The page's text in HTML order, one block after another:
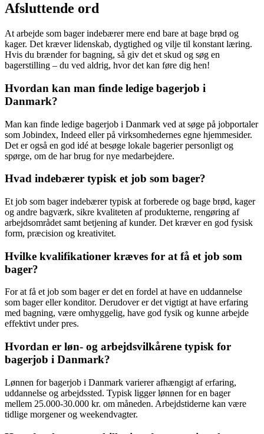
Afsluttende ord
At arbejde som bager indebærer mere end bare at bage brød og
kager. Det kræver lidenskab, dygtighed og vilje til konstant læring.
Hvis du brænder for bagning, så giv det et skud og søg en
bagerstilling – du ved aldrig, hvor det kan føre dig hen!
Hvordan kan man finde ledige bagerjob i
Danmark?
Man kan finde ledige bagerjob i Danmark ved at søge på jobportaler
som Jobindex, Indeed eller på virksomhedernes egne hjemmesider.
Det er også en god idé at besøge lokale bagerier personligt og
spørge, om de har brug for nye medarbejdere.
Hvad indebærer typisk et job som bager?
Et job som bager indebærer typisk at forberede og bage brød, kager
og andre bagværk, sikre kvaliteten af produkterne, rengøring af
arbejdsområdet samt betjening af kunder. Det kræver en god fysisk
form, præcision og kreativitet.
Hvilke kvalifikationer kræves for at få et job som
bager?
For at få et job som bager er det en fordel at have en uddannelse
som bager eller konditor. Derudover er det vigtigt at have erfaring
med bagning, være omhyggelig, have god fysik og kunne arbejde
effektivt under pres.
Hvordan er løn- og arbejdsvilkårene typisk for
bagerjob i Danmark?
Lønnen for bagerjob i Danmark varierer afhængigt af erfaring,
uddannelse og arbejdssted. Typisk ligger lønnen for en bager
mellem 25.000-30.000 kr. om måneden. Arbejdstiderne kan være
tidlige morgener og weekendvagter.